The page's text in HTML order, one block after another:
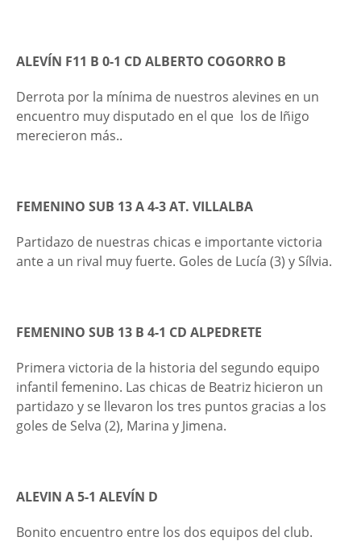
ALEVÍN F11 B 0-1 CD ALBERTO COGORRO B
Derrota por la mínima de nuestros alevines en un
encuentro muy disputado en el que los de Iñigo
merecieron más..
FEMENINO SUB 13 A 4-3 AT. VILLALBA
Partidazo de nuestras chicas e importante victoria
ante a un rival muy fuerte. Goles de Lucía (3) y Sílvia.
FEMENINO SUB 13 B 4-1 CD ALPEDRETE
Primera victoria de la historia del segundo equipo
infantil femenino. Las chicas de Beatriz hicieron un
partidazo y se llevaron los tres puntos gracias a los
goles de Selva (2), Marina y Jimena.
ALEVIN A 5-1 ALEVÍN D
Bonito encuentro entre los dos equipos del club.